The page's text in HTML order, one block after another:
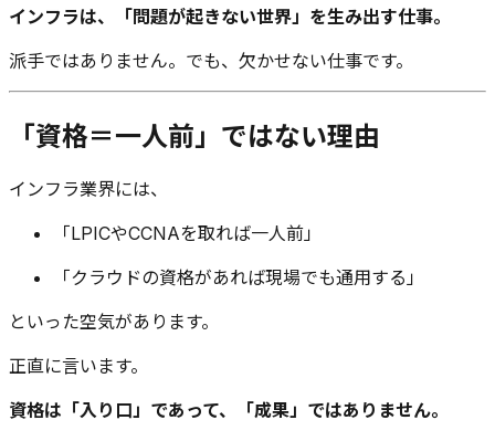
インフラは、「問題が起きない世界」を生み出す仕事。
派手ではありません。でも、欠かせない仕事です。
「資格＝一人前」ではない理由
インフラ業界には、
「LPICやCCNAを取れば一人前」
「クラウドの資格があれば現場でも通用する」
といった空気があります。
正直に言います。
資格は「入り口」であって、「成果」ではありません。